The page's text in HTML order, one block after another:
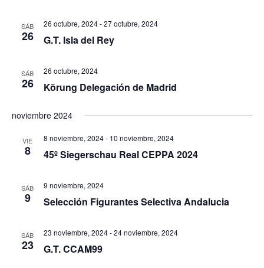
SÁB
26
26 octubre, 2024-27 octubre, 2024
G.T. Isla del Rey
SÁB
26
26 octubre, 2024
Körung Delegación de Madrid
noviembre 2024
VIE
8
8 noviembre, 2024- 10 noviembre, 2024
45º Siegerschau Real CEPPA 2024
SÁB
9
9 noviembre, 2024
Selección Figurantes Selectiva Andalucia
SÁB
23
23 noviembre, 2024-24 noviembre, 2024
G.T. CCAM99